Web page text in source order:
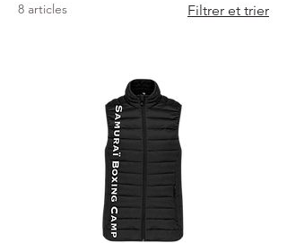
8 articles Filtrer et trier